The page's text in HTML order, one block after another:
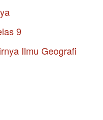
9
Ilmu Geografi